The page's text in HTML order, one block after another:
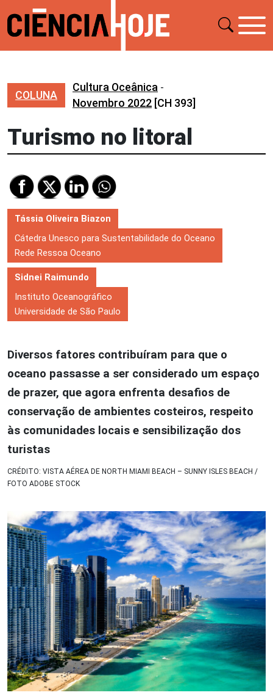
COLUNA
Cultura Oceânica -
Novembro 2022 [CH 393]
Turismo no litoral
Tássia Oliveira Biazon
Cátedra Unesco para Sustentabilidade do Oceano
Rede Ressoa Oceano
Sidnei Raimundo
Instituto Oceanográfico
Universidade de São Paulo
Diversos fatores contribuíram para que o
oceano passasse a ser considerado um espaço
de prazer, que agora enfrenta desafios de
conservação de ambientes costeiros, respeito
às comunidades locais e sensibilização dos
turistas
CRÉDITO: VISTA AÉREA DE NORTH MIAMI BEACH – SUNNY ISLES BEACH /
FOTO ADOBE STOCK